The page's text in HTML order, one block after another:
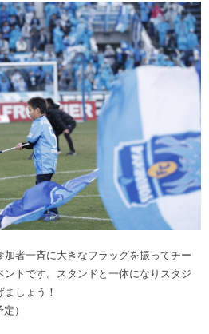
者一斉に大きなフラッグを振ってチー
ントです。スタンドと一体になりスタジ
しょう！
）